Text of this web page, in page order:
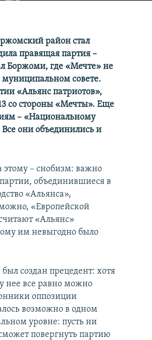
район стал
правящая партия –
Боржоми, где «Мечте» не
муниципальном совете.
«Альянс патриотов»,
со стороны «Мечты». Еще
– «Национальному
они объединились и
этому – снобизм: важно
объединившиеся в
«Альянса»,
«Европейской
«Альянс»
им невыгодно было
создан прецедент: хотя
нее все равно можно
оппозиции
возможно в одном
уровне: пусть ни
повергнуть партию